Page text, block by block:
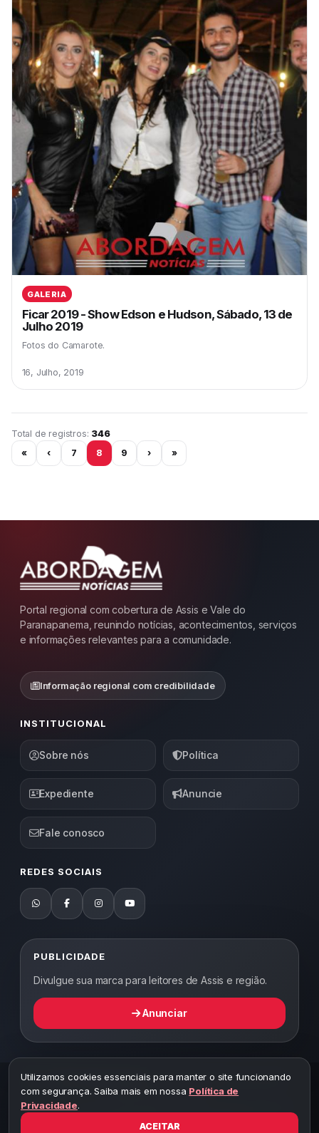
GALERIA
Ficar 2019 - Show Edson e Hudson, Sábado, 13 de
Julho 2019
Fotos do Camarote.
16, Julho, 2019
Total de registros: 346
Página 8 de 29
« ‹ 7 8 9 › »
Portal regional com cobertura de Assis e Vale do
Paranapanema, reunindo notícias, acontecimentos, serviços
e informações relevantes para a comunidade.
Informação regional com credibilidade
INSTITUCIONAL
Sobre nós Política
Expediente Anuncie
Fale conosco
REDES SOCIAIS
PUBLICIDADE
Divulgue sua marca para leitores de Assis e região.
Anunciar
2026 ©Abordagem Notícias— Todos os direitos reservados —
Desenvolvido por WEB5.
A cópia total ou parcial desta página implicará ao autor sob pena de
Utilizamos cookies essenciais para manter o site funcionando
com segurança. Saiba mais em nossa Política de
Privacidade.
ACEITAR